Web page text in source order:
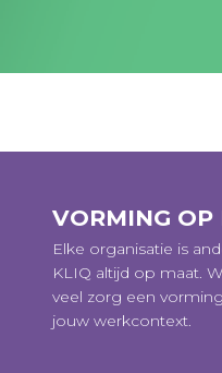
VORMING OP
Elke organisatie is
KLIQ altijd op maat.
veel zorg een
jouw werkcontext.